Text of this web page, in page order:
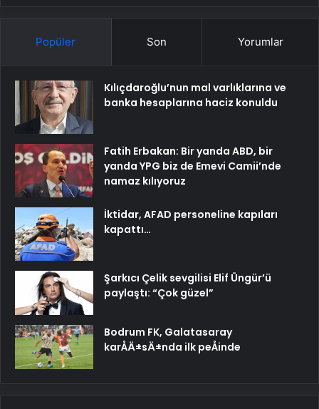
Popüler Son Yorumlar
Kılıçdaroğlu’nun mal varlıklarına ve
banka hesaplarına haciz konuldu
Fatih Erbakan: Bir yanda ABD, bir
yanda YPG biz de Emevi Camii’nde
namaz kılıyoruz
İktidar, AFAD personeline kapıları
kapattı…
Şarkıcı Çelik sevgilisi Elif Üngür’ü
paylaştı: “Çok güzel”
Bodrum FK, Galatasaray
karÅÄ±sÄ±nda ilk peÅinde